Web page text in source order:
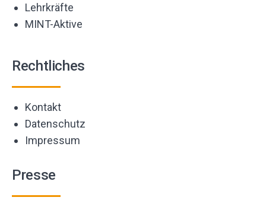
Lehrkräfte
MINT-Aktive
Rechtliches
Kontakt
Datenschutz
Impressum
Presse